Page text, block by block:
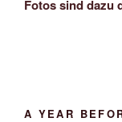
Fotos sind dazu
A YEAR